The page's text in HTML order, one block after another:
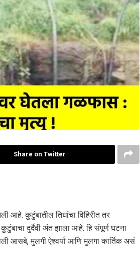
Share on Twitter
आहे. कुटुंबातील तिघांचा विहिरीत तर
दुर्दैवी अंत झाला आहे. हि संपूर्ण घटना
आसबे, मुलगी ऐश्वर्या आणि मुलगा कार्तिक असं